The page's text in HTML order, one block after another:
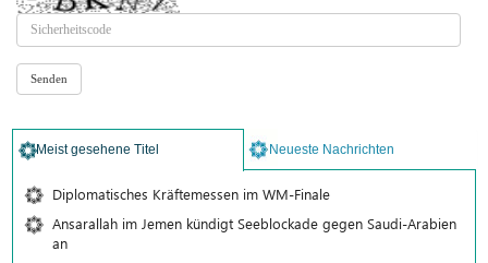
Meist gesehene Titel Neueste Nachrichten
Diplomatisches Kräftemessen im WM-Finale
Ansarallah im Jemen kündigt Seeblockade gegen Saudi-Arabien
an